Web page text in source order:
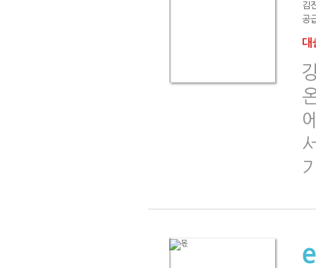
김
공
대